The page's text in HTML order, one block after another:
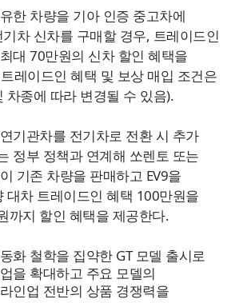
한 차량을 기아 인증 중고차에
차 신차를 구매할 경우, 트레이드인
대 70만원의 신차 할인 혜택을
레이드인 혜택 및 보상 매입 조건은
차종에 따라 변경될 수 있음).
기관차를 전기차로 전환 시 추가
정부 정책과 연계해 쏘렌토 또는
기존 차량을 판매하고 EV9을
대차 트레이드인 혜택 100만원을
까지 할인 혜택을 제공한다.
화 철학을 집약한 GT 모델 출시로
을 확대하고 주요 모델의
인업 전반의 상품 경쟁력을